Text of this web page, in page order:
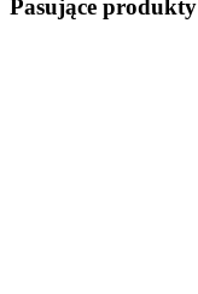
Pasujące produkty